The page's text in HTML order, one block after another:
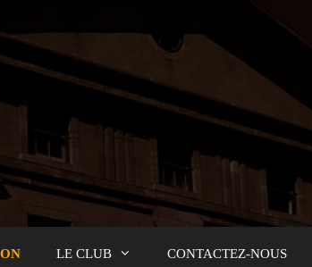
LE CLUB CONTACTEZ-NOUS